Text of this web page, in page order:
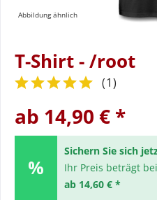
Abbildung ähnlich
T-Shirt - /root
(1)
ab 14,90 € *
Sichern Sie sich
Ihr Preis beträgt
ab 14,60 € *